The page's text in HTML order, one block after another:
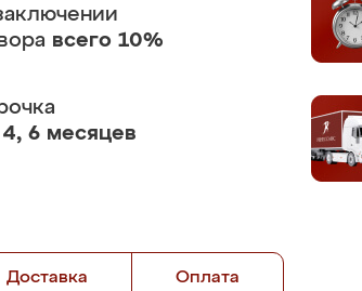
всего 10%
4, 6 месяцев
Доставка Оплата